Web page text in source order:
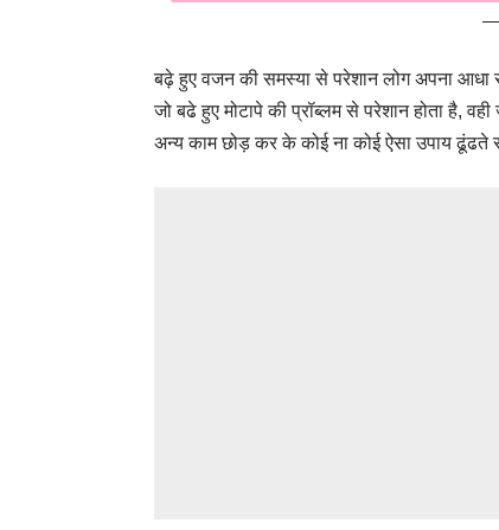
बढ़े हुए वजन की समस्या से परेशान लोग अपना
जो बढे हुए मोटापे की प्रॉब्लम से परेशान होता है,
अन्य काम छोड़ कर के कोई ना कोई ऐसा उपाय ढूंढते